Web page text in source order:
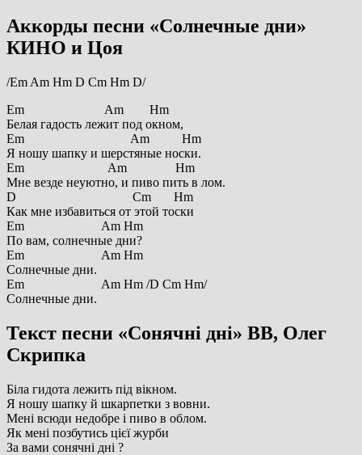
Аккорды песни «Солнечные дни»
КИНО и Цоя
/Em Am Hm D Cm Hm D/
Em Am Hm
Белая гадость лежит под окном,
Em Am Hm
Я ношу шапку и шерстяные носки.
Em Am Hm
Мне везде неуютно, и пиво пить в лом.
D Cm Hm
Как мне избавиться от этой тоски
Em Am Hm
По вам, солнечные дни?
Em Am Hm
Солнечные дни.
Em Am Hm /D Cm Hm/
Солнечные дни.
Текст песни «Сонячні дні» ВВ, Олег
Скрипка
Біла гидота лежить під вікном.
Я ношу шапку й шкарпетки з вовни.
Мені всюди недобре і пиво в облом.
Як мені позбутись цієї журби
За вами сонячні дні ?